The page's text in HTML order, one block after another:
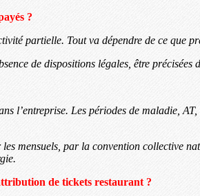
?
partielle. Tout va dépendre de ce que
de dispositions légales, être
l’entreprise. Les périodes de maladie,
mensuels, par la convention collective
de tickets restaurant ?